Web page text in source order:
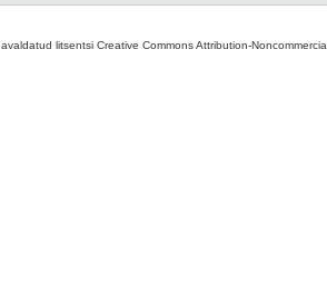
litsentsi Creative Commons Attribution-